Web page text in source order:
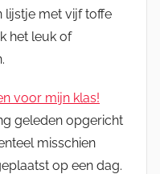
lijstje met vijf toffe
het leuk of
voor mijn klas!
geleden opgericht
misschien
op een dag.